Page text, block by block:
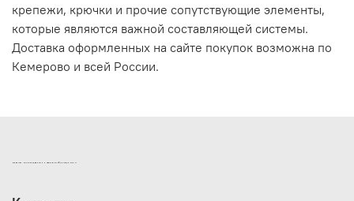
крепежи, крючки и прочие сопутствующие элементы,
которые являются важной составляющей системы.
Доставка оформленных на сайте покупок возможна по
Кемерово и всей России.